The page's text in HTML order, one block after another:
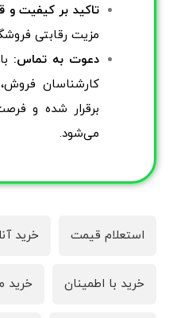
تاکید بر کیفیت
مزیت رقابتی
دعوت به تماس:
کارشناسان
برقرار شده و
می‌شود.
استعلام قیمت خرید
خرید با اطمینان خرید